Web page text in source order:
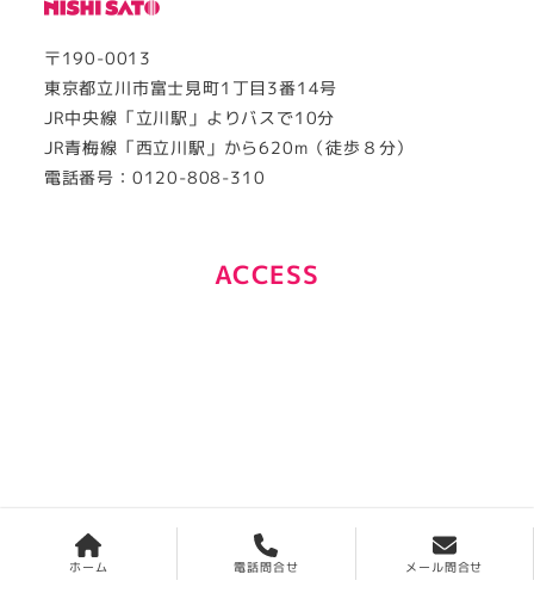
〒190-0013
東京都立川市富士見町1丁目3番14号
JR中央線「立川駅」よりバスで10分
JR青梅線「西立川駅」から620m（徒歩８分）
電話番号：0120-808-310
ACCESS
ホーム 電話問合せ メール問合せ